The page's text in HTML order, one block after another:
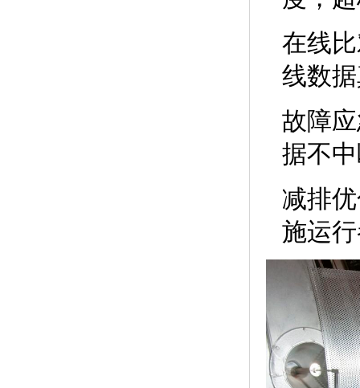
在线
线数
故障
据不
减排
施运